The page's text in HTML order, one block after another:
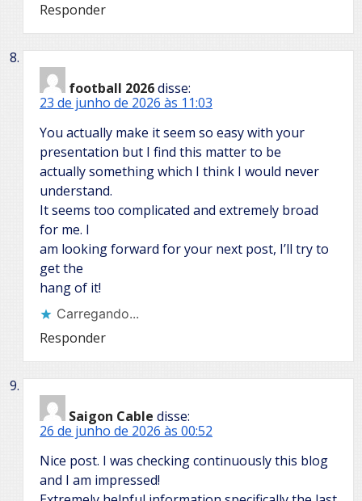
Responder
football 2026disse:
23 de junho de 2026 às 11:03
You actually make it seem so easy with your
presentation but I find this matter to be
actually something which I think I would never
understand.
It seems too complicated and extremely broad
for me. I
am looking forward for your next post, I’ll try to
get the
hang of it!
Carregando...
Responder
Saigon Cable disse:
26 de junho de 2026 às 00:52
Nice post. I was checking continuously this blog
and I am impressed!